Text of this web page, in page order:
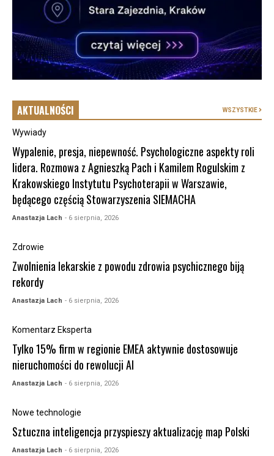
AKTUALNOŚCI WSZYSTKIE
Wywiady
Wypalenie, presja, niepewność. Psychologiczne aspekty roli
lidera. Rozmowa z Agnieszką Pach i Kamilem Rogulskim z
Krakowskiego Instytutu Psychoterapii w Warszawie,
będącego częścią Stowarzyszenia SIEMACHA
Anastazja Lach - 6 sierpnia, 2026
Zdrowie
Zwolnienia lekarskie z powodu zdrowia psychicznego biją
rekordy
Anastazja Lach - 6 sierpnia, 2026
Komentarz Eksperta
Tylko 15% firm w regionie EMEA aktywnie dostosowuje
nieruchomości do rewolucji AI
Anastazja Lach - 6 sierpnia, 2026
Nowe technologie
Sztuczna inteligencja przyspieszy aktualizację map Polski
Anastazja Lach - 6 sierpnia, 2026